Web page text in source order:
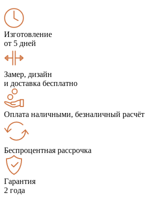
Изготовление
от 5 дней
Замер, дизайн
и доставка бесплатно
Оплата наличными, безналичный расчёт
Беспроцентная рассрочка
Гарантия
2 года